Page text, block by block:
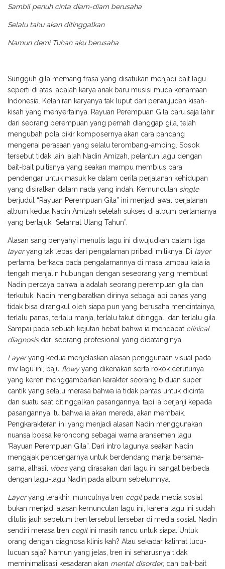
Sambil penuh cinta diam-diam berusaha
Selalu tahu akan ditinggalkan
Namun demi Tuhan aku berusaha
Sungguh gila memang frasa yang disatukan menjadi bait lagu
seperti di atas, adalah karya anak baru musisi muda kenamaan
Indonesia.
Kelahiran karyanya tak luput dari perwujudan kisah-
kisah yang menyertainya. Rayuan Perempuan Gila baru saja lahir
dari seorang perempuan yang pernah dianggap gila, telah
mengubah pola pikir komposernya akan cara pandang
mengenai perasaan yang selalu terombang-ambing. Sosok
tersebut tidak lain ialah Nadin Amizah, pelantun lagu dengan
bait-bait puitisnya yang seakan mampu membius para
pendengar untuk masuk ke dalam cerita perjalanan kehidupan
yang disiratkan dalam nada yang indah. Kemunculan single
berjudul “Rayuan Perempuan Gila” ini menjadi awal perjalanan
album kedua Nadin Amizah setelah sukses di album pertamanya
yang bertajuk “Selamat Ulang Tahun”.
Alasan sang penyanyi menulis lagu ini diwujudkan dalam tiga
layeryang tak lepas dari pengalaman pribadi miliknya. Di layer
pertama, berkaca pada pengalamannya di masa lampau kala ia
tengah menjalin hubungan dengan seseorang yang membuat
Nadin percaya bahwa ia adalah seorang perempuan gila dan
terkutuk. Nadin mengibaratkan dirinya sebagai api panas yang
tidak bisa dirangkul oleh siapa pun yang berusaha mencintainya,
terlalu panas, terlalu manja, terlalu takut ditinggal, dan terlalu gila.
Sampai pada sebuah kejutan hebat bahwa ia mendapat clinical
diagnosis dari seorang profesional yang didatanginya.
Layeryang kedua menjelaskan alasan penggunaan visual pada
mv lagu ini, baju flowyyang dikenakan serta rokok cerutunya
yang keren menggambarkan karakter seorang biduan super
cantik yang selalu merasa bahwa ia tidak pantas untuk dicinta
dan suatu saat ditinggalkan pasangannya, tapi ia berjanji kepada
pasangannya itu bahwa ia akan mereda, akan membaik.
Pengkarakteran ini yang menjadi alasan Nadin menggunakan
nuansa bossa keroncong sebagai warna aransemen lagu
‘Rayuan Perempuan Gila”. Dari intro lagunya seakan Nadin
mengajak pendengarnya untuk berdendang manja bersama-
sama, alhasil
vibesyang dirasakan dari lagu ini sangat berbeda
dengan lagu-lagu Nadin pada album sebelumnya.
Layeryang terakhir, munculnya tren cegil pada media sosial
bukan menjadi alasan kemunculan lagu ini, karena lagu ini sudah
ditulis jauh sebelum tren tersebut tersebar di media sosial. Nadin
sendiri merasa tren cegilini masih rancu untuk siapa. Untuk
orang dengan diagnosa klinis kah? Atau sekadar kalimat lucu-
lucuan saja? Namun yang jelas, tren ini seharusnya tidak
meminimalisasi kesadaran akan mental disorder, dan bait-bait